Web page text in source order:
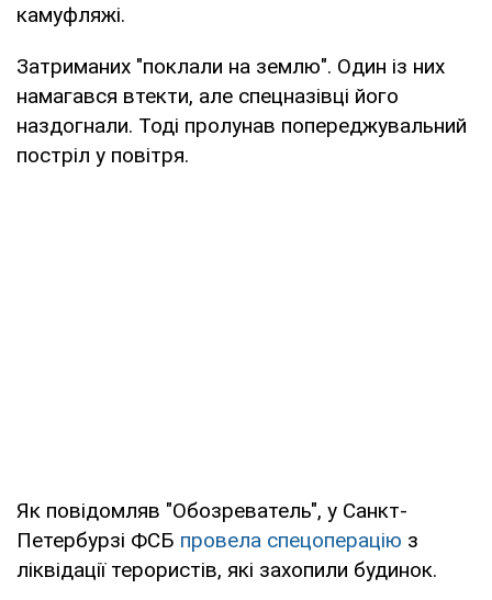
камуфляжі.
Затриманих "поклали на землю". Один із них
намагався втекти, але спецназівці його
наздогнали. Тоді пролунав попереджувальний
постріл у повітря.
Як повідомляв "Обозреватель", у Санкт-
Петербурзі ФСБ провела спецоперацію з
ліквідації терористів, які захопили будинок.